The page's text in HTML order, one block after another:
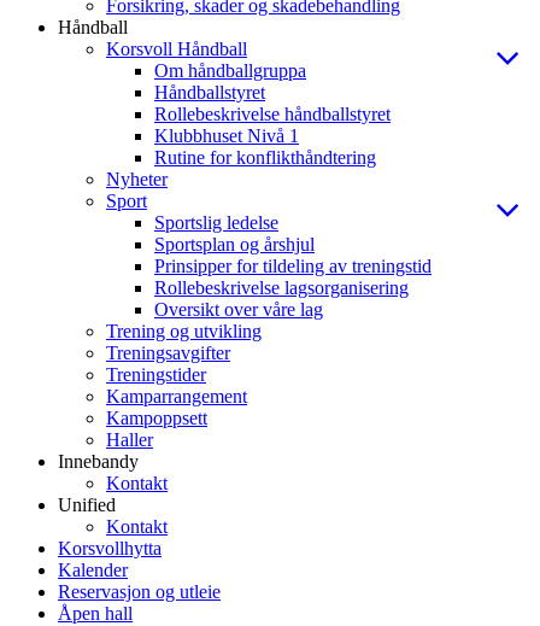
Forsikring, skader og skadebehandling
Håndball
Korsvoll Håndball
Om håndballgruppa
Håndballstyret
Rollebeskrivelse håndballstyret
Klubbhuset Nivå 1
Rutine for konflikthåndtering
Nyheter
Sport
Sportslig ledelse
Sportsplan og årshjul
Prinsipper for tildeling av treningstid
Rollebeskrivelse lagsorganisering
Oversikt over våre lag
Trening og utvikling
Treningsavgifter
Treningstider
Kamparrangement
Kampoppsett
Haller
Innebandy
Kontakt
Unified
Kontakt
Korsvollhytta
Kalender
Reservasjon og utleie
Åpen hall